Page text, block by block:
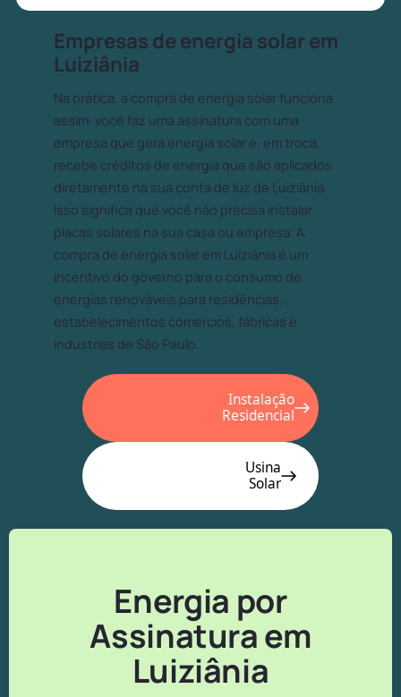
Empresas de energia solar em
Luiziânia
Na prática, a compra de energia solar funciona
assim: você faz uma assinatura com uma
empresa que gera energia solar e, em troca,
recebe créditos de energia que são aplicados
diretamente na sua conta de luz de Luiziânia.
Isso significa que você não precisa instalar
placas solares na sua casa ou empresa. A
compra de energia solar em Luiziânia é um
incentivo do governo para o consumo de
energias renováveis para residências,
estabelecimentos comercios, fábricas e
industrias de São Paulo.
Instalação
Residencial
Usina
Solar
Energia por
Assinatura em
Luiziânia